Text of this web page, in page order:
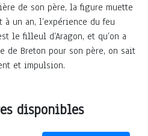
de son père, la figure muette
à un an, l’expérience du feu
le filleul d’Aragon, et qu’on a
de Breton pour son père, on sait
et impulsion.
disponibles